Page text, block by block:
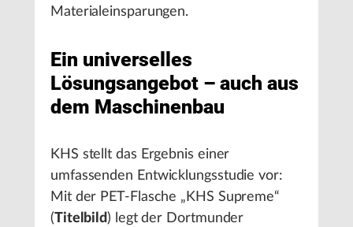
Materialeinsparungen.
Ein universelles
Lösungsangebot – auch aus
dem Maschinenbau
KHS stellt das Ergebnis einer
umfassenden Entwicklungsstudie vor:
Mit der PET-Flasche „KHS Supreme“
(Titelbild) legt der Dortmunder